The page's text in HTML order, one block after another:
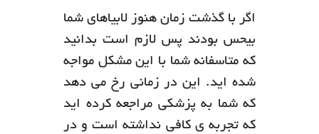
اگر با گذشت زمان هنوز لابیاهای شما
بیحس بودند پس لازم است بدانید
که متاسفانه شما با این مشکل مواجه
شده اید. این در زمانی رخ می دهد
که شما به پزشکی مراجعه کرده اید
که تجربه ی کافی نداشته است و در